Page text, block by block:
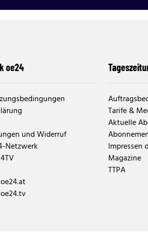
oe24
und Widerruf
Netzwerk
Tarife &
Aktuelle
Impressen
Magazine
TTPA